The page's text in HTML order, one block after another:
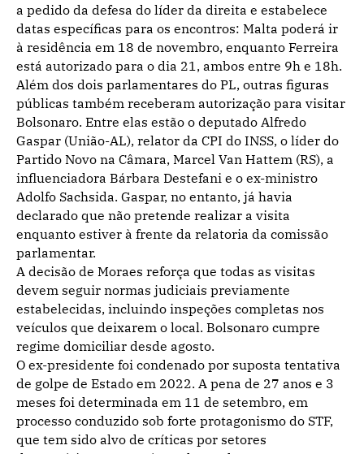
a pedido da defesa do líder da direita e estabelece
datas específicas para os encontros: Malta poderá ir
à residência em 18 de novembro, enquanto Ferreira
está autorizado para o dia 21, ambos entre 9h e 18h.
Além dos dois parlamentares do PL, outras figuras
públicas também receberam autorização para visitar
Bolsonaro. Entre elas estão o deputado Alfredo
Gaspar (União-AL), relator da CPI do INSS, o líder do
Partido Novo na Câmara, Marcel Van Hattem (RS), a
influenciadora Bárbara Destefani e o ex-ministro
Adolfo Sachsida. Gaspar, no entanto, já havia
declarado que não pretende realizar a visita
enquanto estiver à frente da relatoria da comissão
parlamentar.
A decisão de Moraes reforça que todas as visitas
devem seguir normas judiciais previamente
estabelecidas, incluindo inspeções completas nos
veículos que deixarem o local. Bolsonaro cumpre
regime domiciliar desde agosto.
O ex-presidente foi condenado por suposta tentativa
de golpe de Estado em 2022. A pena de 27 anos e 3
meses foi determinada em 11 de setembro, em
processo conduzido sob forte protagonismo do STF,
que tem sido alvo de críticas por setores